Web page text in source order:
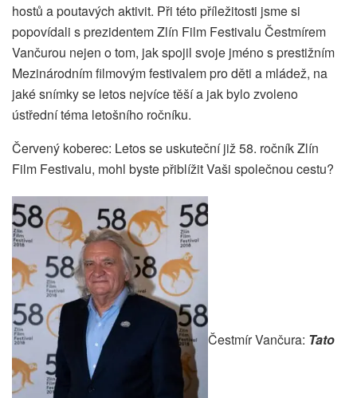
hostů a poutavých aktivit. Při této příležitosti jsme si
popovídali s prezidentem Zlín Film Festivalu Čestmírem
Vančurou nejen o tom, jak spojil svoje jméno s prestižním
Mezinárodním filmovým festivalem pro děti a mládež, na
jaké snímky se letos nejvíce těší a jak bylo zvoleno
ústřední téma letošního ročníku.
Červený koberec: Letos se uskuteční již 58. ročník Zlín
Film Festivalu, mohl byste přiblížit Vaši společnou cestu?
Čestmír Vančura: Tato